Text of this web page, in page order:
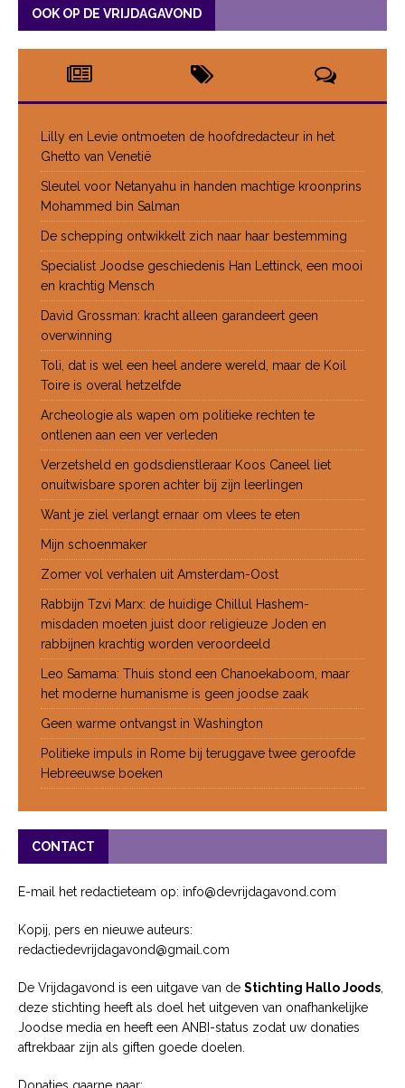
OOK OP DE VRIJDAGAVOND
Lilly en Levie ontmoeten de hoofdredacteur in het
Ghetto van Venetië
Sleutel voor Netanyahu in handen machtige kroonprins
Mohammed bin Salman
De schepping ontwikkelt zich naar haar bestemming
Specialist Joodse geschiedenis Han Lettinck, een mooi
en krachtig Mensch
David Grossman: kracht alleen garandeert geen
overwinning
Toli, dat is wel een heel andere wereld, maar de Koil
Toire is overal hetzelfde
Archeologie als wapen om politieke rechten te
ontlenen aan een ver verleden
Verzetsheld en godsdienstleraar Koos Caneel liet
onuitwisbare sporen achter bij zijn leerlingen
Want je ziel verlangt ernaar om vlees te eten
Mijn schoenmaker
Zomer vol verhalen uit Amsterdam-Oost
Rabbijn Tzvi Marx: de huidige Chillul Hashem-
misdaden moeten juist door religieuze Joden en
rabbijnen krachtig worden veroordeeld
Leo Samama: Thuis stond een Chanoekaboom, maar
het moderne humanisme is geen joodse zaak
Geen warme ontvangst in Washington
Politieke impuls in Rome bij teruggave twee geroofde
Hebreeuwse boeken
CONTACT
E-mail het redactieteam op: info@devrijdagavond.com
Kopij, pers en nieuwe auteurs:
redactiedevrijdagavond@gmail.com
De Vrijdagavond is een uitgave van de Stichting Hallo Joods
deze stichting heeft als doel het uitgeven van onafhankelijke
Joodse media en heeft een ANBI-status zodat uw donaties
aftrekbaar zijn als giften goede doelen.
Donaties gaarne naar: